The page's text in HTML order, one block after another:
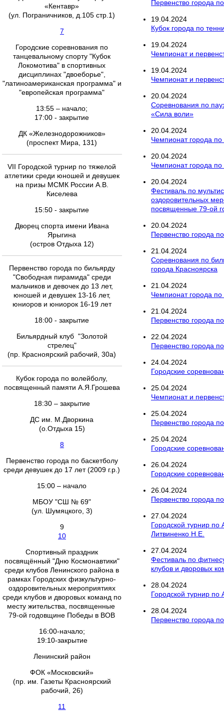
«Кентавр»
(ул. Пограничников, д.105 стр.1)
7
Городские соревнования по
танцевальному спорту "Кубок
Локомотива" в спортивных
дисциплинах "двоеборье",
"латиноамериканская программа" и
"европейская программа"
13:55 – начало;
17:00 - закрытие
ДК «Железнодорожников»
(проспект Мира, 131)
VII Городской турнир по тяжелой
атлетики среди юношей и девушек
на призы МСМК России А.В.
Киселева
15:50 - закрытие
Дворец спорта имени Ивана
Ярыгина
(остров Отдыха 12)
Первенство города по бильярду
"Свободная пирамида" среди
мальчиков и девочек до 13 лет,
юношей и девушек 13-16 лет,
юниоров и юниорок 16-19 лет
18:00 - закрытие
Бильярдный клуб "Золотой
стрелец"
(пр. Красноярский рабочий, 30а)
Кубок города по волейболу,
посвященный памяти А.Я.Грошева
18:30 – закрытие
ДС им. М.Дворкина
(о.Отдыха 15)
8
Первенство города по баскетболу
среди девушек до 17 лет (2009 г.р.)
15:00 – начало
МБОУ "СШ № 69"
(ул. Шумяцкого, 3)
9
10
Спортивный праздник
посвящённый "Дню Космонавтики"
среди клубов Ленинского района в
рамках Городских физкультурно-
оздоровительных мероприятиях
среди клубов и дворовых команд по
месту жительства, посвященные
79-ой годовщине Победы в ВОВ
16:00-начало;
19:10-закрытие
Ленинский район
ФОК «Московский»
(пр. им. Газеты Красноярский
рабочий, 26)
11
Первенство города
19.04.2024
Кубок города по
19.04.2024
Чемпионат и
19.04.2024
Чемпионат и
20.04.2024
Соревнования по
«Сила воли»
20.04.2024
Чемпионат города
20.04.2024
Чемпионат города
20.04.2024
Фестиваль по
оздоровительных
посвященные 79-ой
20.04.2024
Первенство города
21.04.2024
Соревнования по
города Красноярска
21.04.2024
Чемпионат города
21.04.2024
Первенство города
22.04.2024
Первенство города
24.04.2024
Городские
25.04.2024
Чемпионат и
25.04.2024
Первенство города
25.04.2024
Городские
26.04.2024
Городские
26.04.2024
Первенство города
27.04.2024
Городской турнир
Литвиненко Н.Е.
27.04.2024
Фестиваль по
клубов и дворовых
28.04.2024
Городской турнир
28.04.2024
Первенство города